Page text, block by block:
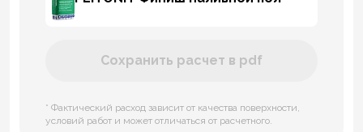
Сохранить расчет в pdf
* Фактический расход зависит от качества поверхности,
условий работ и может отличаться от расчетного.